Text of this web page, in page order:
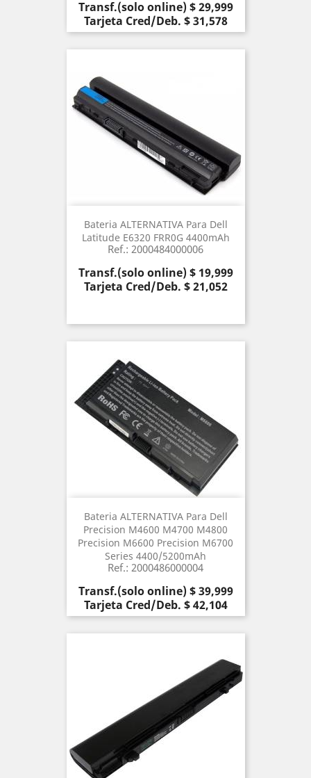
Precio
Transf.(solo online) $ 29,999
Tarjeta Cred/Deb. $ 31,578
Bateria ALTERNATIVA Para Dell
Latitude E6320 FRR0G 4400mAh
Ref.: 2000484000006
Precio
Transf.(solo online) $ 19,999
Tarjeta Cred/Deb. $ 21,052
Bateria ALTERNATIVA Para Dell
Precision M4600 M4700 M4800
Precision M6600 Precision M6700
Series 4400/5200mAh
Ref.: 2000486000004
Precio
Transf.(solo online) $ 39,999
Tarjeta Cred/Deb. $ 42,104